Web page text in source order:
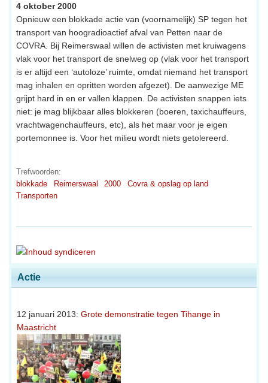
Actie
12 januari 2013: Grote demonstratie tegen Tihange in
Maastricht
4 oktober 2000
Opnieuw een blokkade actie van (voornamelijk) SP tegen het
transport van hoogradioactief afval van Petten naar de
COVRA. Bij Reimerswaal willen de activisten met kruiwagens
vlak voor het transport de snelweg op (vlak voor het transport
is er altijd een ‘autoloze’ ruimte, omdat niemand het transport
mag inhalen en opritten worden afgezet). De aanwezige ME
grijpt hard in en er vallen klappen. De activisten snappen iets
niet: je mag blijkbaar alles blokkeren (boeren, taxichauffeurs,
vrachtwagenchauffeurs, etc), als het maar voor je eigen
portemonnee is. Voor het milieu wordt niets getolereerd.
Trefwoorden:
blokkade
Reimerswaal 2000
Covra & opslag op land
Transporten